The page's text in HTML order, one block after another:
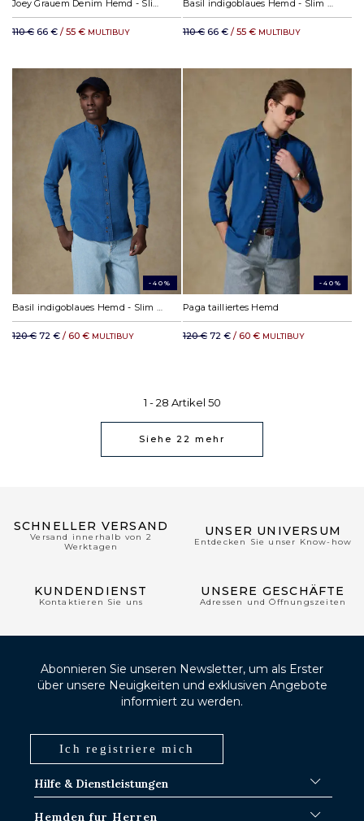
Joey Grauem Denim Hemd - Slim Fit - Button down Kragen
110 € 66 € / 55 € MULTIBUY
Basil indigoblaues Hemd - Slim Fit
110 € 66 € / 55 € MULTIBUY
-40%
120 € 72 € / 60 € MULTIBUY
-40%
Paga tailliertes Hemd
120 € 72 € / 60 € MULTIBUY
1 -28 Artikel 50
Siehe22 mehr
SCHNELLER VERSAND
Versand innerhalb von 2
Werktagen
UNSER UNIVERSUM
Entdecken Sie unser Know-how
KUNDENDIENST
Kontaktieren Sie uns
UNSERE GESCHÄFTE
Adressen und Öffnungszeiten
Hilfe & Dienstleistungen
Hemden fur Herren
Abonnieren Sie unseren Newsletter, um als Erster
über unsere Neuigkeiten und exklusiven Angebote
informiert zu werden.
Ich registriere mich